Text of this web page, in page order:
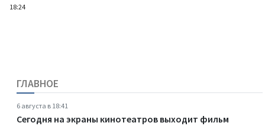
18:24
ГЛАВНОЕ
6 августа в 18:41
Сегодня на экраны кинотеатров выходит фильм